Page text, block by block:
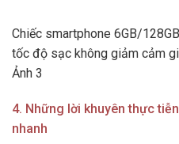
Chiếc smartphone 6GB/
tốc độ sạc không giảm cảm
Ảnh 3
4. Những lời khuyên thực
nhanh